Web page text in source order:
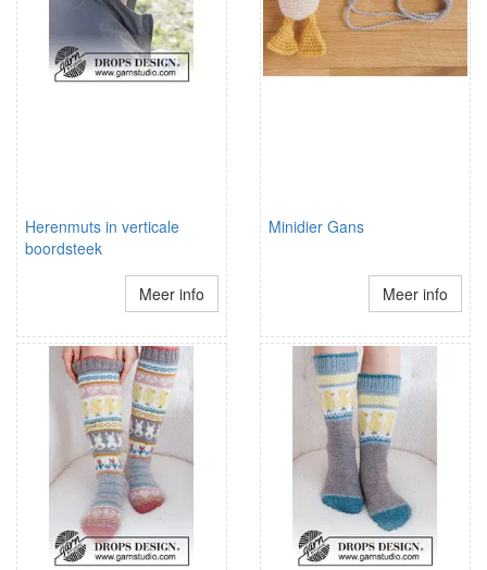
Herenmuts in verticale
boordsteek
Meer info
Minidier Gans
Meer info